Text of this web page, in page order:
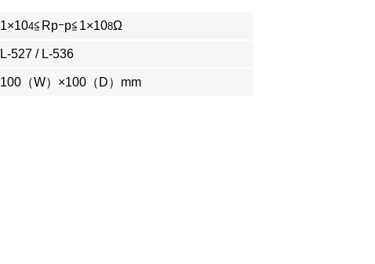
1×104≦Rpｰp≦1×108Ω
L-527 / L-536
100（W）×100（D）mm